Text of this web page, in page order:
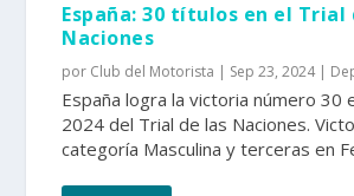
España: 30 títulos en el Trial
Naciones
por Club del Motorista | Sep 23, 2024|
España logra la victoria número 30
2024 del Trial de las Naciones.
categoría Masculina y terceras en